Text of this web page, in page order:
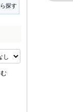
探す